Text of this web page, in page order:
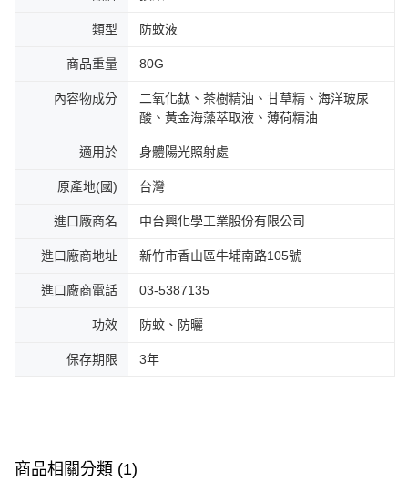
類型 防蚊液
商品重量 80G
內容物成分
二氧化鈦、茶樹精油、甘草精、海洋玻尿
酸、黃金海藻萃取液、薄荷精油
適用於 身體陽光照射處
原產地(國) 台灣
進口廠商名 中台興化學工業股份有限公司
進口廠商地址 新竹市香山區牛埔南路105號
進口廠商電話 03-5387135
功效 防蚊、防曬
保存期限 3年
商品相關分類 (1)